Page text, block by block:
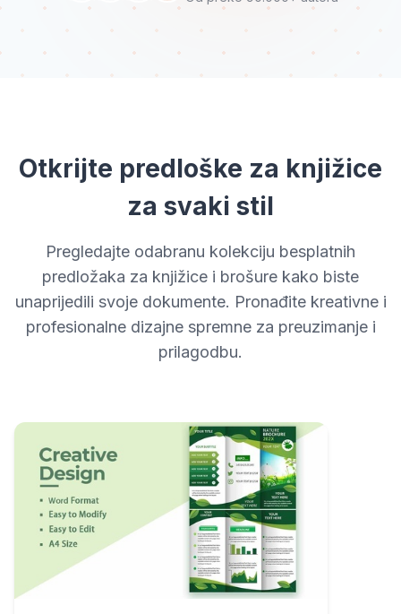
Otkrijte predloške za knjižice
za svaki stil
Pregledajte odabranu kolekciju besplatnih
predložaka za knjižice i brošure kako biste
unaprijedili svoje dokumente. Pronađite kreativne i
profesionalne dizajne spremne za preuzimanje i
prilagodbu.